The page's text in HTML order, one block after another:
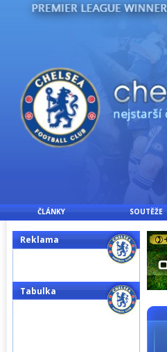
ČLÁNKY SOUTĚŽE
Reklama
Tabulka